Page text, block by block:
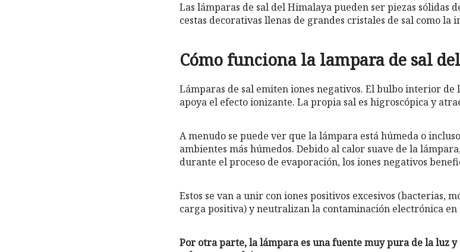
Las lámparas de sal del Himalaya pueden ser piezas sólidas
cestas decorativas llenas de grandes cristales de sal como la
Cómo funciona la lampara de sal
Lámparas de sal emiten iones negativos. El bulbo interior
apoya el efecto ionizante. La propia sal es higroscópica y
A menudo se puede ver que la lámpara está húmeda o
ambientes más húmedos. Debido al calor suave de la
durante el proceso de evaporación, los iones negativos
Estos se van a unir con iones positivos excesivos (bacterias,
carga positiva) y neutralizan la contaminación electrónica en
Por otra parte, la lámpara es una fuente muy pura de la luz